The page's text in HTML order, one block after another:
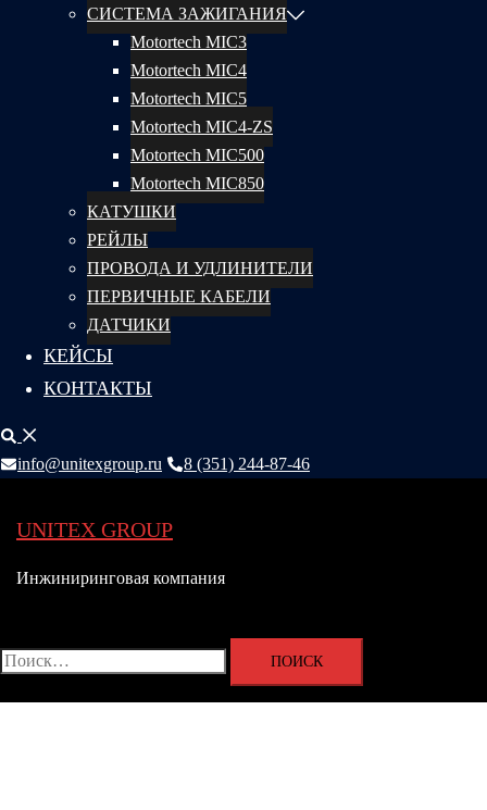
СИСТЕМА ЗАЖИГАНИЯ
Motortech MIC3
Motortech MIC4
Motortech MIC5
Motortech MIC4-ZS
Motortech MIC500
Motortech MIC850
КАТУШКИ
РЕЙЛЫ
ПРОВОДА И УДЛИНИТЕЛИ
ПЕРВИЧНЫЕ КАБЕЛИ
ДАТЧИКИ
КЕЙСЫ
КОНТАКТЫ
Поиск
info@unitexgroup.ru
8 (351) 244-87-46
UNITEX GROUP
Инжиниринговая компания
меню
Найти: